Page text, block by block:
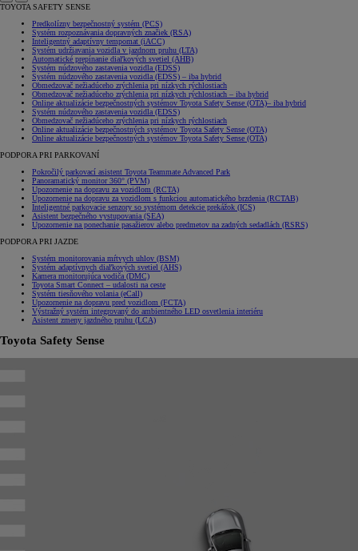
TOYOTA SAFETY SENSE
Predkolízny bezpečnostný systém (PCS)
Systém rozpoznávania dopravných značiek (RSA)
Inteligentný adaptívny tempomat (iACC)
Systém udržiavania vozidla v jazdnom pruhu (LTA)
Automatické prepínanie diaľkových svetiel (AHB)
Systém núdzového zastavenia vozidla (EDSS)
Systém núdzového zastavenia vozidla (EDSS) – iba hybrid
Obmedzovač nežiadúceho zrýchlenia pri nízkych rýchlostiach
Obmedzovač nežiadúceho zrýchlenia pri nízkych rýchlostiach – iba hybrid
Online aktualizácie bezpečnostných systémov Toyota Safety Sense (OTA)– iba hybrid
Systém núdzového zastavenia vozidla (EDSS)
Obmedzovač nežiadúceho zrýchlenia pri nízkych rýchlostiach
Online aktualizácie bezpečnostných systémov Toyota Safety Sense (OTA)
Online aktualizácie bezpečnostných systémov Toyota Safety Sense (OTA)
PODPORA PRI PARKOVANÍ
Pokročilý parkovací asistent Toyota Teammate Advanced Park
Panoramatický monitor 360° (PVM)
Upozornenie na dopravu za vozidlom (RCTA)
Upozornenie na dopravu za vozidlom s funkciou automatického brzdenia (RCTAB)
Inteligentné parkovacie senzory so systémom detekcie prekážok (ICS)
Asistent bezpečného vystupovania (SEA)
Upozornenie na ponechanie pasažierov alebo predmetov na zadných sedadlách (RSRS)
PODPORA PRI JAZDE
Systém monitorovania mŕtvych uhlov (BSM)
Systém adaptívnych diaľkových svetiel (AHS)
Kamera monitorujúca vodiča (DMC)
Toyota Smart Connect – udalosti na ceste
Systém tiesňového volania (eCall)
Upozornenie na dopravu pred vozidlom (FCTA)
Výstražný systém integrovaný do ambientného LED osvetlenia interiéru
Asistent zmeny jazdného pruhu (LCA)
Toyota Safety Sense